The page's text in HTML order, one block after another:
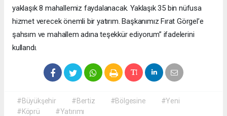
yaklaşık 8 mahallemiz faydalanacak. Yaklaşık 35 bin nüfusa
hizmet verecek önemli bir yatırım. Başkanımız Fırat Görgel’e
şahsım ve mahallem adına teşekkür ediyorum” ifadelerini
kullandı.
#Büyükşehir #Bertiz #Bölgesine
#Yeni
#Köprü
#Yatırımı